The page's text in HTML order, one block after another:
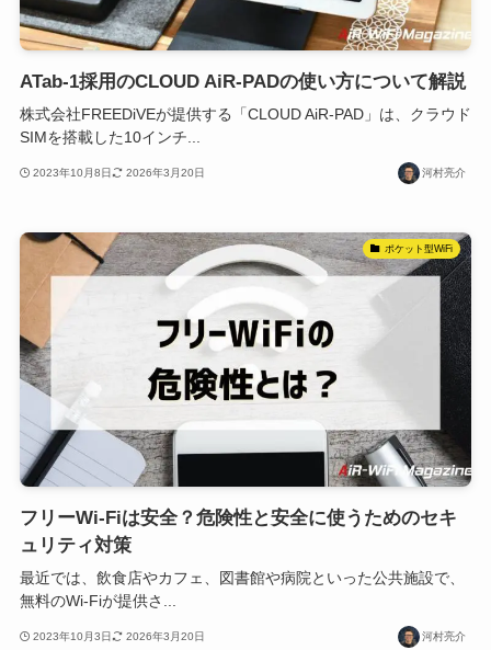
ATab-1採用のCLOUD AiR-PADの使い方について解説
株式会社FREEDiVEが提供する「CLOUD AiR-PAD」は、クラウド
SIMを搭載した10インチ...
2023年10月8日 2026年3月20日 河村亮介
ポケット型WiFi
フリーWi-Fiは安全？危険性と安全に使うためのセキ
ュリティ対策
最近では、飲食店やカフェ、図書館や病院といった公共施設で、
無料のWi-Fiが提供さ...
2023年10月3日 2026年3月20日 河村亮介